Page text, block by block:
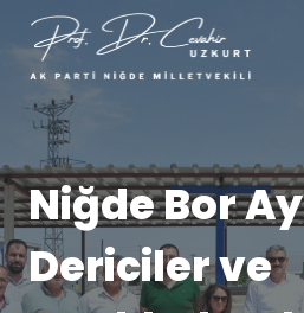
Niğde Bor
Dericiler ve